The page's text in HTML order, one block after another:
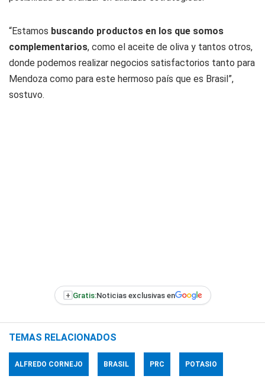
“Estamos buscando productos en los que somos
complementarios, como el aceite de oliva y tantos otros,
donde podemos realizar negocios satisfactorios tanto para
Mendoza como para este hermoso país que es Brasil”,
sostuvo.
+ Gratis:Noticias exclusivas en
TEMAS RELACIONADOS
ALFREDO CORNEJO BRASIL PRC POTASIO